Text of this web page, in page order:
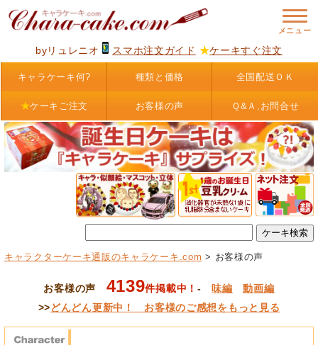
byリュレニオ スマホ注文ガイド ★ケーキすぐ注文
キャラケーキ何? 種類と価格 全国配送ＯＫ
★ケーキご注文 お客様の声 Ｑ&Ａ,お問合せ
キャラクターケーキ通販のキャラケーキ.com > お客様の声
お客様の声 4139件掲載中！ - 味編
動画編
>>どんどん更新中！ お客様のご感想をもっと見る